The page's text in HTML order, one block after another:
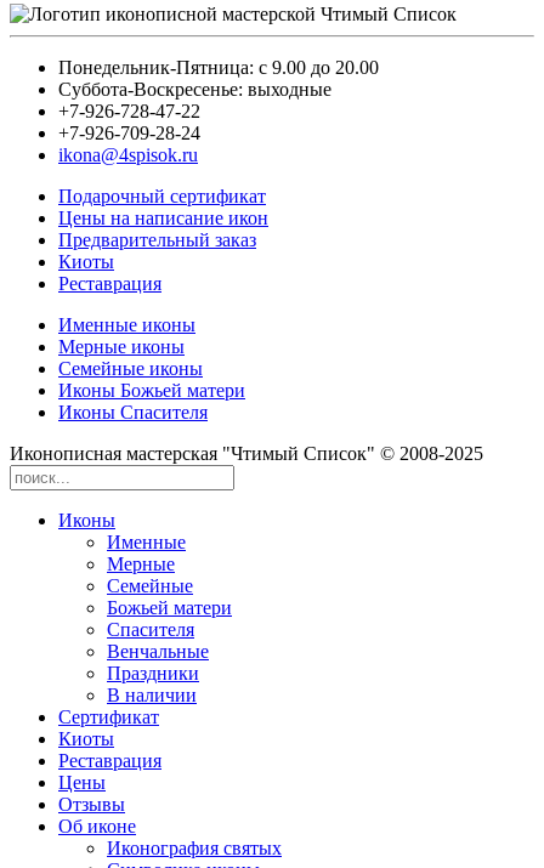
Понедельник-Пятница: с 9.00 до 20.00
Суббота-Воскресенье: выходные
+7-926-728-47-22
+7-926-709-28-24
ikona@4spisok.ru
Подарочный сертификат
Цены на написание икон
Предварительный заказ
Киоты
Реставрация
Именные иконы
Мерные иконы
Семейные иконы
Иконы Божьей матери
Иконы Спасителя
Иконописная мастерская "Чтимый Список" © 2008-2025
Иконы
Именные
Мерные
Семейные
Божьей матери
Спасителя
Венчальные
Праздники
В наличии
Сертификат
Киоты
Реставрация
Цены
Отзывы
Об иконе
Иконография святых